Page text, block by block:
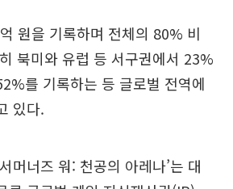
원을 기록하며 전체의 80% 비
북미와 유럽 등 서구권에서 23%
를 기록하는 등 글로벌 전역에
있다.
머너즈 워: 천공의 아레나’는 대